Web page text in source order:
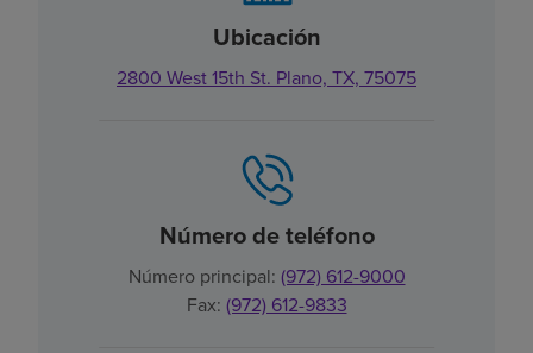
Ubicación
2800 West 15th St. Plano, TX, 75075
Número de teléfono
Número principal: (972) 612-9000
Fax: (972) 612-9833